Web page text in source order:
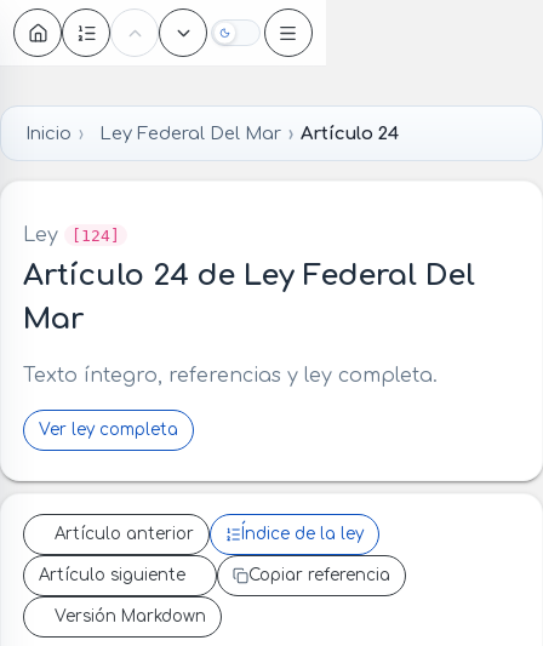
Oscuro
Inicio Ley Federal Del Mar Artículo 24
Ley [124]
Artículo 24 de Ley Federal Del
Mar
Texto íntegro, referencias y ley completa.
Ver ley completa
Artículo anterior Índice de la ley
Artículo siguiente Copiar referencia
Versión Markdown